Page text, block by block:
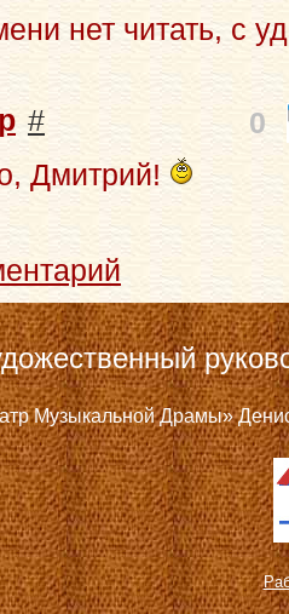
нет читать, с
#
0
Дмитрий!
Музыкальной Драмы»